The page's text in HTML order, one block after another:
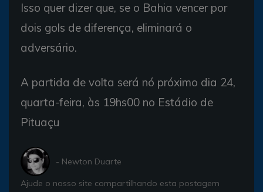
Isso quer dizer que, se o Bahia vencer por
dois gols de diferença, eliminará o
adversário.
A partida de volta será nó próximo dia 24,
quarta-feira, às 19hs00 no Estádio de
Pituaçu
- Newton Duarte
Ajude o nosso site compartilhando esta postagem